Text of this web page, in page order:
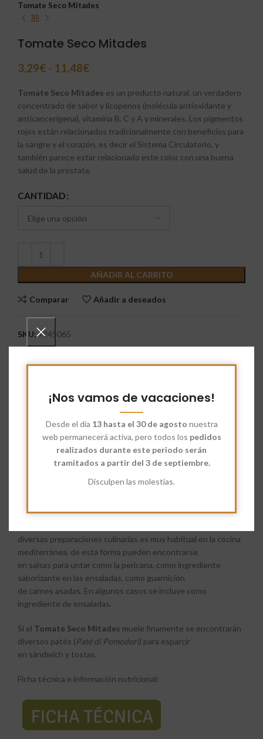
¡Nos vamos de vacaciones!
Desde el día 13 hasta el 30 de agosto nuestra
web permanecerá activa, pero todos los pedidos
realizados durante este periodo serán
tramitados a partir del 3 de septiembre.
Disculpen las molestias.
Tomate Seco Mitades
Tomate Seco Mitades
3,29€ - 11,48€
Tomate Seco Mitades es un producto natural, un verdadero
concentrado de sabor y licopenos (molécula antioxidante y
anticancerígena), vitamina B, C y A y minerales. Los pigmentos
rojos están relacionados tradicionalmente con beneficios para
la sangre y el corazón, es decir el Sistema Circulatorio, y
también parece estar relacionado este color con una buena
salud de la próstata.
CANTIDAD
AÑADIR AL CARRITO
Comparar Añadir a deseados
SKU:7245065
Descripción
Tomate Seco Mitadesesun producto natural, un verdadero
concentrado de sabor y licopenos (molécula antioxidante y
anticancerígena), vitamina B, C y A y minerales. Los pigmentos
corazón, el Sistema Circulatorio, y también parece estar
diversas preparaciones culinarias es muy habitual en la cocina
mediterránea, de esta forma pueden encontrarse
en salsas para untar como la pericana, como ingrediente
saborizante en las ensaladas, como guarnición
de carnes asadas. En algunos casos se incluye como
ingrediente de ensaladas.
Si el Tomate Seco Mitades muele finamente se encontrarán
diversos patés (Paté di Pomodori) para esparcir
en sándwich y tostas.
Ficha técnica e información nutricional: